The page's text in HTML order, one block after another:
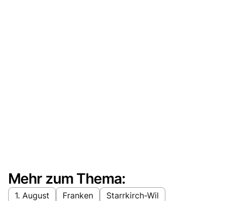
Mehr zum Thema:
1. August Franken Starrkirch-Wil